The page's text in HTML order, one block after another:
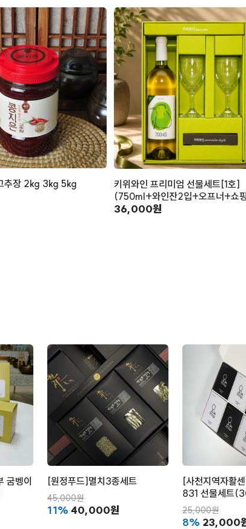
추장 2kg 3kg 5kg
키위와인 프리미엄 선물세트[1호]
(750ml+와인잔2입+오프너+쇼
36,000원
굼벵이
[원정푸드]멸치3종세트
45,000원
11% 40,000원
[사천지역자활
831 선물세트
25,000원
8% 23,000